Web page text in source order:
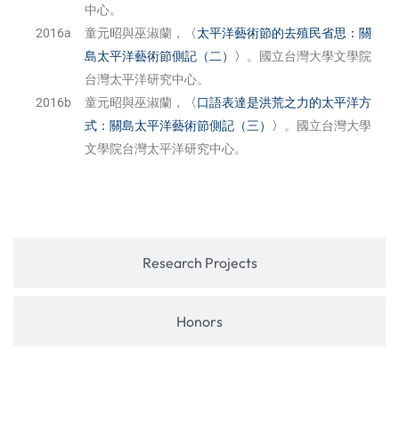
Research Projects
Honors
中心。
2016a
童元昭與巫淑蘭，
〈太平洋藝術節的去殖民省思：關
島太平洋藝術節側記（二）〉
。國立台灣大學文學院
台灣太平洋研究中心。
2016b
童元昭與巫淑蘭，
〈口語表達是洪荒之力的太平洋方
式：關島太平洋藝術節側記（三）〉
。國立台灣大學
文學院台灣太平洋研究中心。